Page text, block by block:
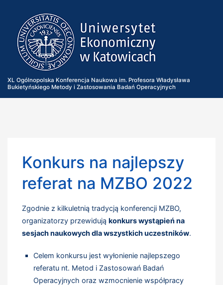
XL Ogólnopolska Konferencja Naukowa im. Profesora Władysława
Bukietyńskiego Metody i Zastosowania Badań Operacyjnych
Konkurs na najlepszy
referat na MZBO 2022
Zgodnie z kilkuletnią tradycją konferencji MZBO,
organizatorzy przewidują konkurs wystąpień na
sesjach naukowych dla wszystkich uczestników.
Celem konkursu jest wyłonienie najlepszego
referatu nt. Metod i Zastosowań Badań
Operacyjnych oraz wzmocnienie współpracy